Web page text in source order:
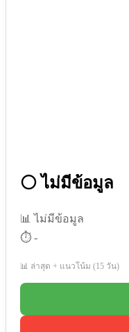
⚪ ไม่มีข้อมูล
📊 ไม่มีข้อมูล
⏱️ -
📊 ล่าสุด + แนวโน้ม (15 วัน)